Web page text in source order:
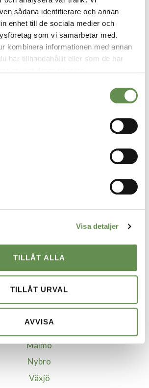
sådana identifierare och annan
enhet till de sociala medier och
som vi samarbetar med.
kombinera informationen med annan
har tillhandahållit eller som de har
Visa detaljer
TILLÅT ALLA
TILLÅT URVAL
AVVISA
VÅRA STÄDER
Borlänge
Göteborg
Helsingborg
Jönköping
Kalmar
Malmö
Nybro
Växjö